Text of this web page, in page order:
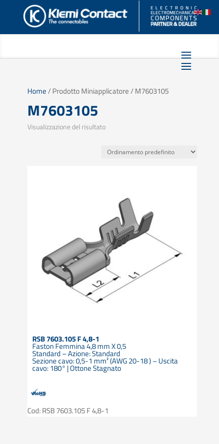
Home/ Prodotto Miniapplicatore / M7603105
M7603105
Visualizzazione del risultato
RSB 7603.105 F 4,8-1
Faston Femmina 4,8 mm X 0,5
Standard – Azione: Standard
Sezione cavo: 0,5-1 mm² (AWG 20-18 ) – Uscita
cavo: 180° | Ottone Stagnato
Cod: RSB 7603.105 F 4,8-1